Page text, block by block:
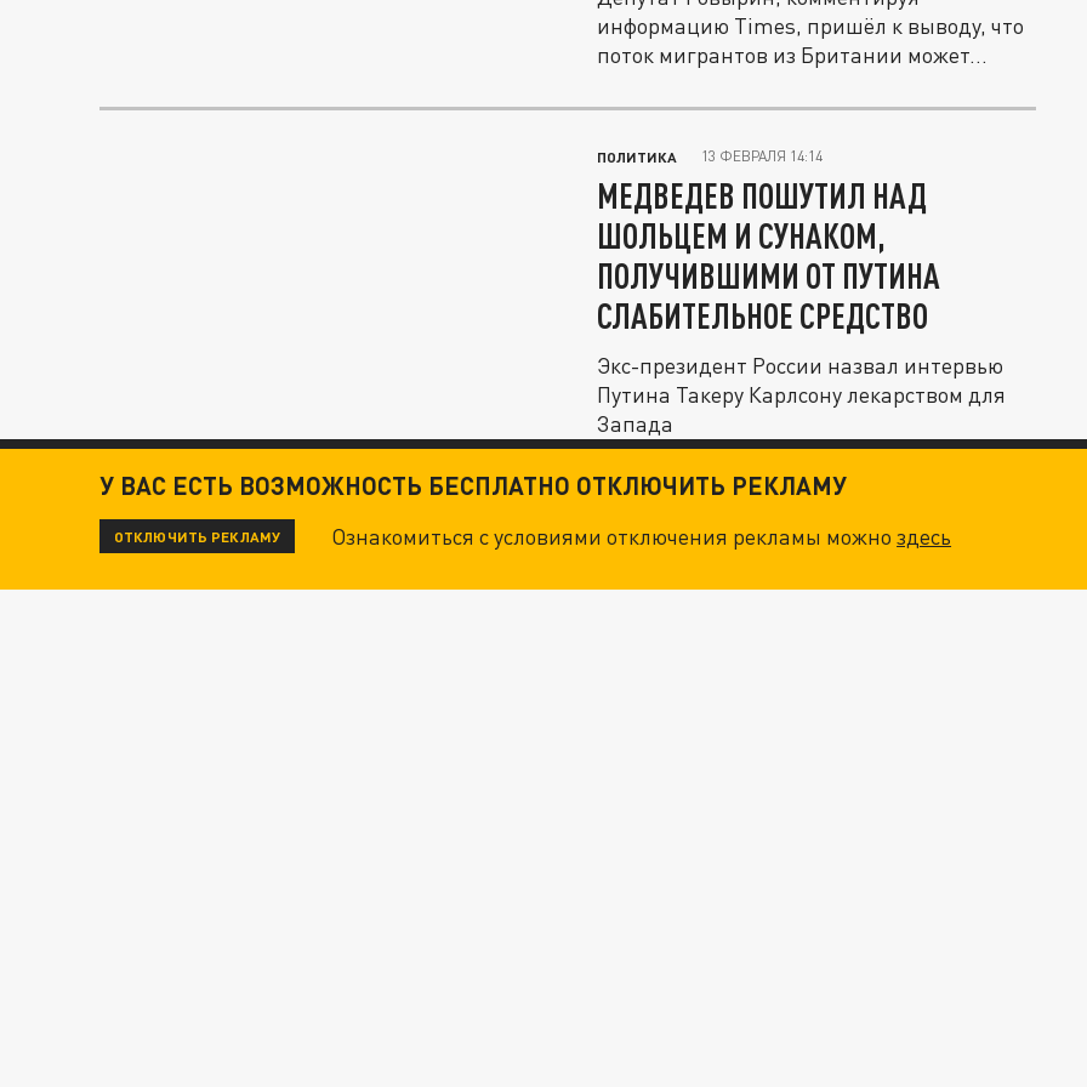
информацию Times, пришёл к выводу, что
поток мигрантов из Британии может...
ПОЛИТИКА 13 ФЕВРАЛЯ 14:14
МЕДВЕДЕВ ПОШУТИЛ НАД
ШОЛЬЦЕМ И СУНАКОМ,
ПОЛУЧИВШИМИ ОТ ПУТИНА
СЛАБИТЕЛЬНОЕ СРЕДСТВО
Экс-президент России назвал интервью
Путина Такеру Карлсону лекарством для
Запада
У ВАС ЕСТЬ ВОЗМОЖНОСТЬ БЕСПЛАТНО ОТКЛЮЧИТЬ РЕКЛАМУ
ОТКЛЮЧИТЬ РЕКЛАМУ Ознакомиться с условиями отключения рекламы можноздесь